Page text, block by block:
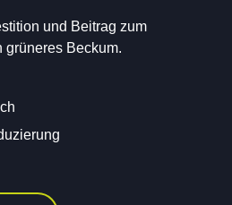
und Beitrag zum
grüneres Beckum.